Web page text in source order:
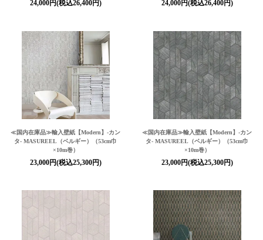
24,000円(税込26,400円) 24,000円(税込26,400円)
≪国内在庫品≫輸入壁紙 【Modern】-カン
タ- MASUREEL（ベルギー）（53cm巾
×10m巻）
23,000円(税込25,300円)
≪国内在庫品≫輸入壁紙 【Modern】-カン
タ- MASUREEL（ベルギー）（53cm巾
×10m巻）
23,000円(税込25,300円)